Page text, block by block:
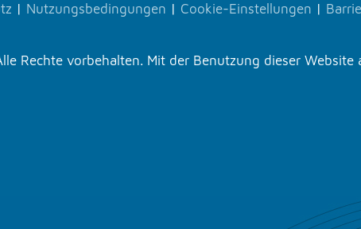
| Nutzungsbedingungen | Cookie-Einstellungen |
Rechte vorbehalten. Mit der Benutzung dieser Website